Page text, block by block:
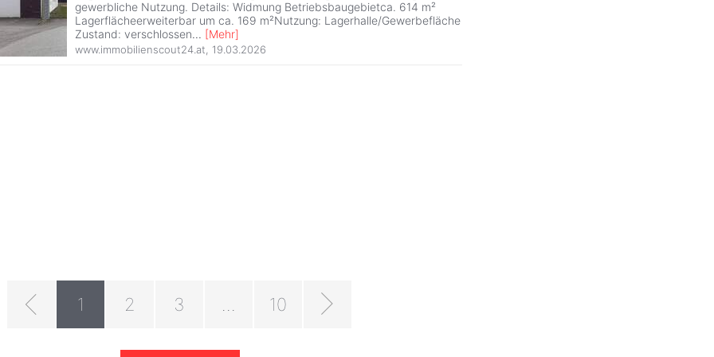
gewerbliche Nutzung. Details: Widmung Betriebsbaugebietca. 614 m²
Lagerflächeerweiterbar um ca. 169 m²Nutzung: Lagerhalle/Gewerbefläche
Zustand: verschlossen... [Mehr]
www.immobilienscout24.at 19.03.2026
1 2 3 ... 10